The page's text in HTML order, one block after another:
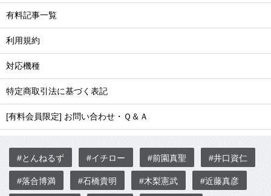
有料記事一覧
利用規約
対応機種
特定商取引法に基づく表記
[有料会員限定] お問い合わせ・Ｑ＆Ａ
#とんねるず #イチロー #前園真聖 #井口資仁
#落合博満 #石橋貴明 #木梨憲武 #近藤真彦